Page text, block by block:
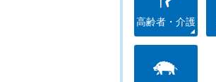
高齢者・介護